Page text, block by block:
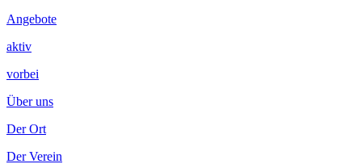
Angebote
aktiv
vorbei
Über uns
Der Ort
Der Verein